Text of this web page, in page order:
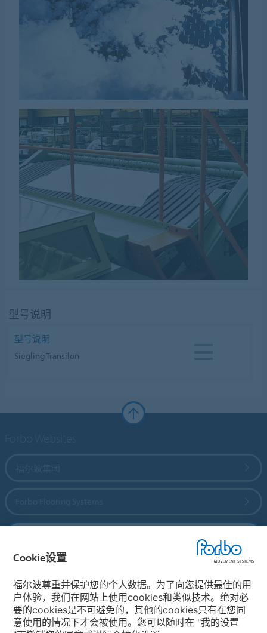
型号说明
型号说明
Siegling Transilon
选择国家
选择您所在的国家
Cookie设置
福尔波尊重并保护您的个人数据。为了向您提供最佳的用
户体验，我们在网站上使用cookies和类似技术。绝对必
要的cookies是不可避免的，其他的cookies只有在您同
意使用的情况下才会被使用。您可以随时在 "我的设置